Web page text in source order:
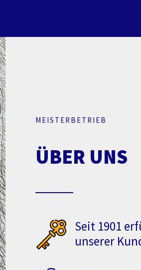
MEISTERBETRIEB
ÜBER UNS
Seit 1901
unserer